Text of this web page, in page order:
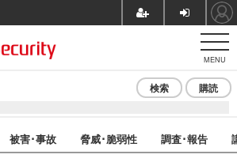
MENU
検索 購読
被害･事故 脅威･脆弱性 調査･報告